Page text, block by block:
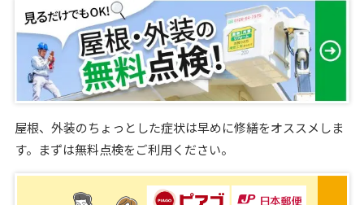
屋根、外装のちょっとした症状は早めに修繕をオススメしま
す。まずは無料点検をご利用ください。